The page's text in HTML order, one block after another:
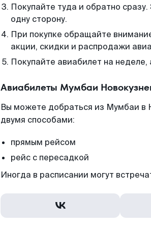
Покупайте туда и обратно
одну сторону.
При покупке обращайте
акции, скидки и распродажи
Покупайте авиабилет на неделе,
Авиабилеты Мумбаи
Вы можете добраться из Мумбаи в
двумя способами:
прямым рейсом
рейс с пересадкой
Иногда в расписании могут